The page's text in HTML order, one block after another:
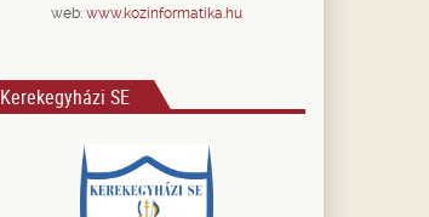
web: www.kozinformatika.hu
Kerekegyházi SE